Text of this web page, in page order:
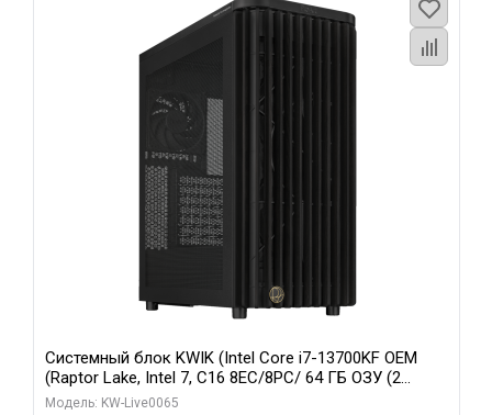
Системный блок KWIK (Intel Core i7-13700KF OEM
(Raptor Lake, Intel 7, C16 8EC/8PC/ 64 ГБ ОЗУ (2
модуля)/ ASUS RTX5080 PROART OC 16GB GDDR7
Модель: KW-Live0065